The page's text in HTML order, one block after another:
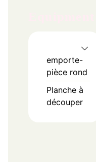
emporte-
pièce rond
Planche à
découper